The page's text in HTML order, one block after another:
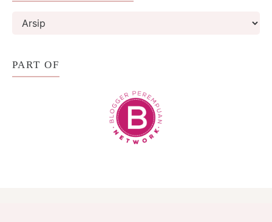
PART OF